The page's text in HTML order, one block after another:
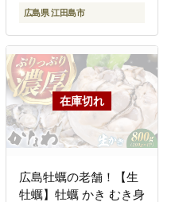
広島県 江田島市
広島牡蠣の老舗！【生
牡蠣】牡蠣 かき むき身